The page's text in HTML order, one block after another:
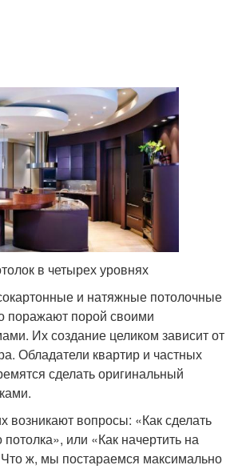
в четырех уровнях
и натяжные потолочные
поражают порой своими
Их создание целиком зависит от
Обладатели квартир и частных
сделать оригинальный
возникают вопросы: «Как сделать
или «Как начертить на
Что ж, мы постараемся максимально